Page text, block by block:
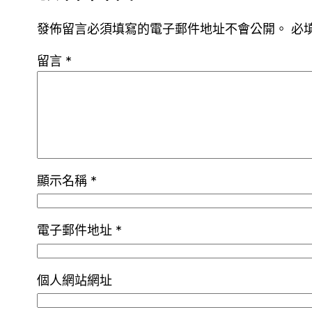
發佈留言必須填寫的電子郵件地址不會公開。 必
留言 *
顯示名稱 *
電子郵件地址 *
個人網站網址